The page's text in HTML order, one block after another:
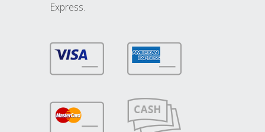
Express.